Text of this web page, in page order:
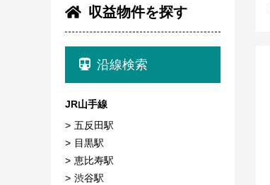
収益物件を探す
沿線検索
JR山手線
五反田駅
目黒駅
恵比寿駅
渋谷駅